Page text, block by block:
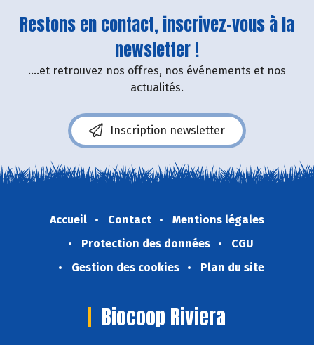
Restons en contact, inscrivez-vous à la
newsletter !
....et retrouvez nos offres, nos événements et nos
actualités.
Inscription newsletter
Accueil Contact
Mentions légales
Protection des données
CGU
Gestion des cookies
Plan du site
Biocoop Riviera